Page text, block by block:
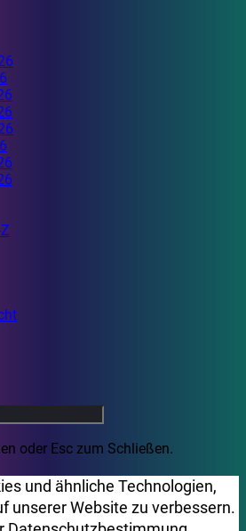
oder Esc zum Schließen.
und ähnliche Technologien,
unserer Website zu verbessern.